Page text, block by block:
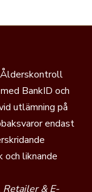
Ålderskontroll
BankID och
utlämning på
endast
liknande
& E-